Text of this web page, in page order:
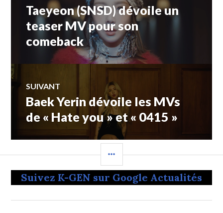
de
l’article
Article
précédent :
Taeyeon (SNSD) dévoile un
teaser MV pour son
comeback
SUIVANT
Article
Suivant:
Baek Yerin dévoile les MVs
de « Hate you » et « 0415 »
LATÉRALE
Suivez K-GEN sur Google Actualités